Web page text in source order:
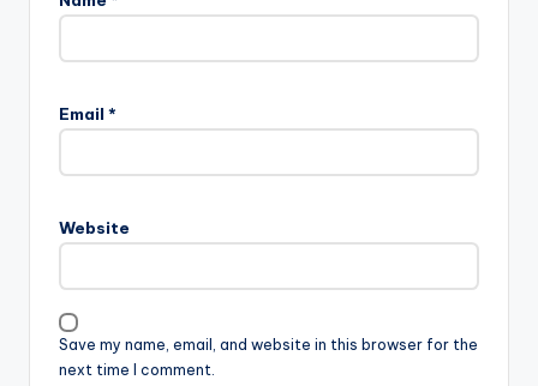
Email *
Website
Save my name, email, and website in this browser for the
next time I comment.